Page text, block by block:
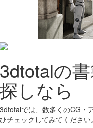
3dtotalの
探しなら
3dtotalでは、数多くのCG・
ひチェックしてみてください。